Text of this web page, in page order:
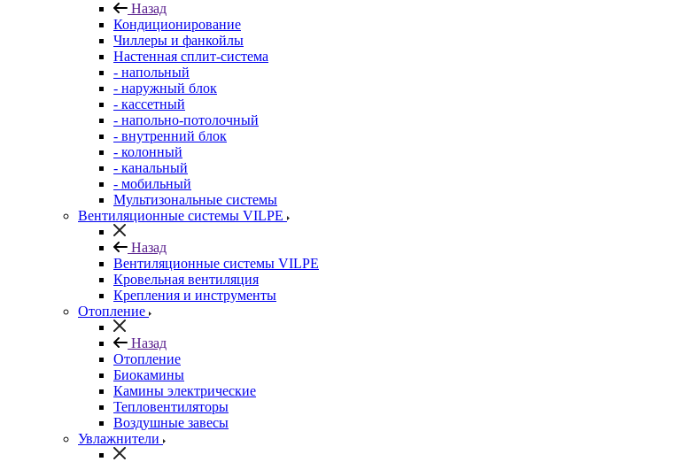
Назад
Кондиционирование
Чиллеры и фанкойлы
Настенная сплит-система
- напольный
- наружный блок
- кассетный
- напольно-потолочный
- внутренний блок
- колонный
- канальный
- мобильный
Мультизональные системы
Вентиляционные системы VILPE
Назад
Вентиляционные системы VILPE
Кровельная вентиляция
Крепления и инструменты
Отопление
Назад
Отопление
Биокамины
Камины электрические
Тепловентиляторы
Воздушные завесы
Увлажнители